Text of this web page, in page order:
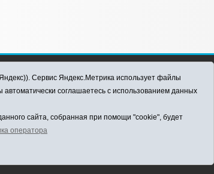
Сервис Яндекс.Метрика использует файлы
соглашаетесь с использованием данных
сайта, собранная при помощи "cookie", будет
оператора